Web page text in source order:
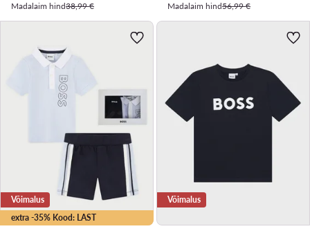
Madalaim hind38,99 €
Madalaim hind56,99 €
extra -35% Kood: LAST
Võimalus Võimalus